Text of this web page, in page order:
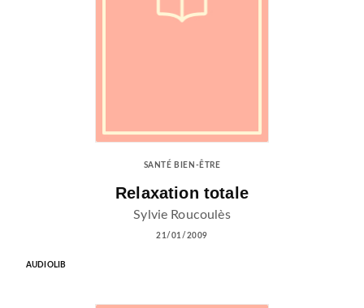
SANTÉ BIEN-ÊTRE
Relaxation totale
Sylvie Roucoulès
21/01/2009
AUDIOLIB